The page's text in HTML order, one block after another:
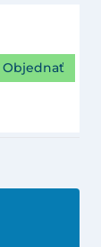
Objednať